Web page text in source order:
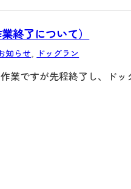
終了について）
知らせ ドッグラン
業ですが先程終了し、ドッ